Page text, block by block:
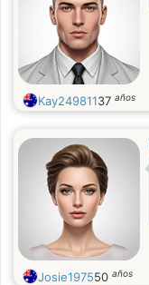
Kay24981137 años
Josie197550 años